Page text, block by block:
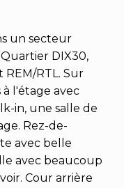
un secteur
DIX30,
REM/RTL. Sur
l'étage avec
in, une salle de
Rez-de-
avec belle
avec beaucoup
Cour arrière